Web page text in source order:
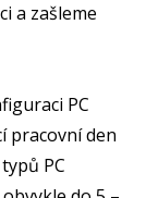
a zašleme
PC
pracovní den
PC